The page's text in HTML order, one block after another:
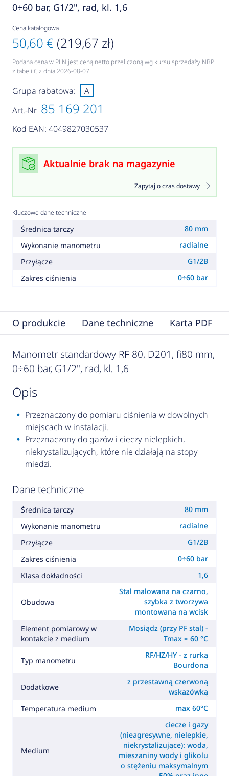
0÷60 bar, G1/2", rad, kl. 1,6
Cena katalogowa
50,60 € (219,67 zł)
Podana cena w PLN jest ceną netto przeliczoną wg kursu sprzedaży NBP
z tabeli C z dnia 2026-08-07
Art.-Nr 85 169 201
Kod EAN: 4049827030537
Grupa rabatowa: A
Aktualnie brak na magazynie
Zapytaj o czas dostawy
Kluczowe dane techniczne
Średnica tarczy
80 mm
Wykonanie manometru
radialne
Przyłącze
G1/2B
Zakres ciśnienia
0÷60 bar
O produkcie Dane techniczne Karta PDF
Manometr standardowy RF 80, D201, fi80 mm,
0÷60 bar, G1/2", rad, kl. 1,6
opis
Przeznaczony do pomiaru ciśnienia w dowolnych
miejscach w instalacji.
Przeznaczony do gazów i cieczy nielepkich,
niekrystalizujących, które nie działają na stopy
miedzi.
Dane techniczne
Średnica tarczy
80 mm
Wykonanie manometru
radialne
Przyłącze
G1/2B
Zakres ciśnienia
0÷60 bar
Klasa dokładności
1,6
Obudowa
Stal malowana na czarno,
szybka z tworzywa
montowana na wcisk
Element pomiarowy w
kontakcie z medium
Mosiądz (przy PF stal) -
Tmax ≤ 60 °C
Typ manometru
RF/HZ/HY - z rurką
Bourdona
Dodatkowe
z przestawną czerwoną
wskazówką
Temperatura medium
max 60°C
Medium
ciecze i gazy
(nieagresywne, nielepkie,
niekrystalizujące): woda,
mieszaniny wody i glikolu
o stężeniu maksymalnym